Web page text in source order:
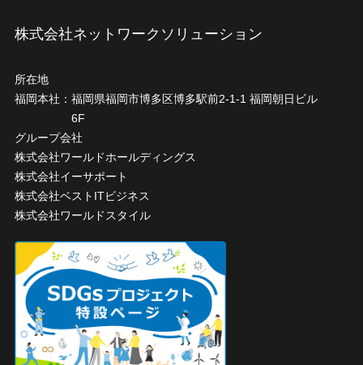
株式会社ネットワークソリューション
所在地
福岡本社： 福岡県福岡市博多区博多駅前2-1-1 福岡朝日ビル
6F
グループ会社
株式会社ワールドホールディングス
株式会社イーサポート
株式会社ベストITビジネス
株式会社ワールドスタイル